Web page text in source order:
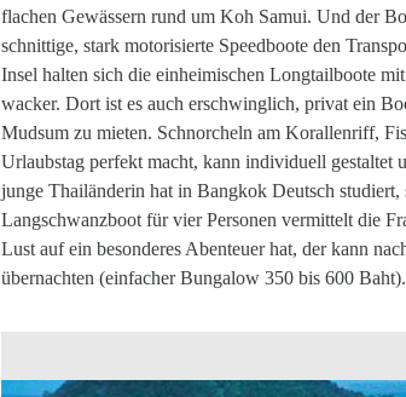
flachen Gewässern rund um Koh Samui. Und der
schnittige, stark motorisierte Speedboote den
Insel halten sich die einheimischen Longtailboote
wacker. Dort ist es auch erschwinglich, privat ein
Mudsum zu mieten. Schnorcheln am Korallenriff,
Urlaubstag perfekt macht, kann individuell gestaltet
junge Thailänderin hat in Bangkok Deutsch
Langschwanzboot für vier Personen vermittelt die
Lust auf ein besonderes Abenteuer hat, der kann
übernachten (einfacher Bungalow 350 bis 600 Baht).